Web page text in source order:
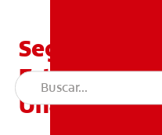
Seguro
Estudiantes:
Una Pérdida